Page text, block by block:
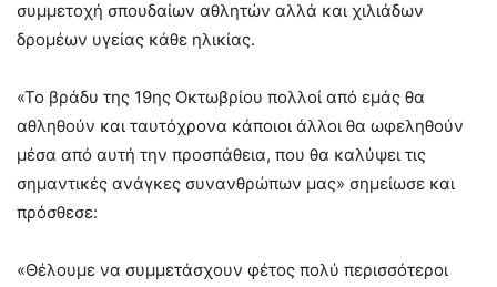
συμμετοχή σπουδαίων αθλητών αλλά και χιλιάδων
δρομέων υγείας κάθε ηλικίας.
«Το βράδυ της 19ης Οκτωβρίου πολλοί από εμάς θα
αθληθούν και ταυτόχρονα κάποιοι άλλοι θα ωφεληθούν
μέσα από αυτή την προσπάθεια, που θα καλύψει τις
σημαντικές ανάγκες συνανθρώπων μας» σημείωσε και
πρόσθεσε:
«Θέλουμε να συμμετάσχουν φέτος πολύ περισσότεροι